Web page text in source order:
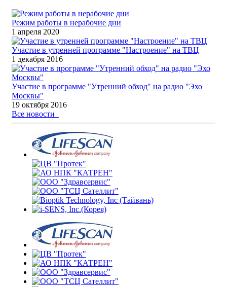
Режим работы в нерабочие дни
1 апреля 2020
Участие в утренней программе "Настроение" на ТВЦ
1 декабря 2016
Участие в программе "Утренний обход" на радио "Эхо
Москвы"
19 октября 2016
Все новости